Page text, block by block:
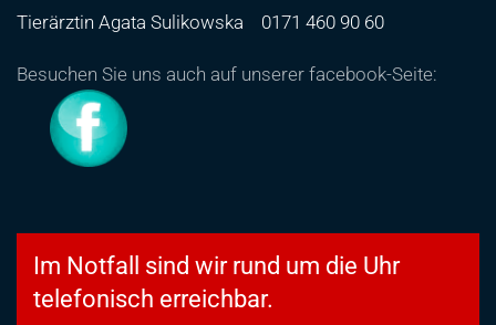
Tierärztin Agata Sulikowska 0171 460 90 60
Besuchen Sie uns auch auf unserer facebook-Seite:
Im Notfall sind wir rund um die Uhr
telefonisch erreichbar.